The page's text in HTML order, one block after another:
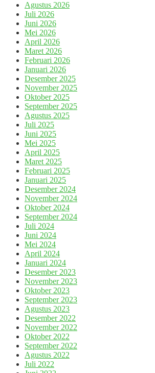
Agustus 2026
Juli 2026
Juni 2026
Mei 2026
April 2026
Maret 2026
Februari 2026
Januari 2026
Desember 2025
November 2025
Oktober 2025
September 2025
Agustus 2025
Juli 2025
Juni 2025
Mei 2025
April 2025
Maret 2025
Februari 2025
Januari 2025
Desember 2024
November 2024
Oktober 2024
September 2024
Juli 2024
Juni 2024
Mei 2024
April 2024
Januari 2024
Desember 2023
November 2023
Oktober 2023
September 2023
Agustus 2023
Desember 2022
November 2022
Oktober 2022
September 2022
Agustus 2022
Juli 2022